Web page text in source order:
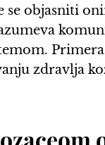
se objasniti
zdravlja